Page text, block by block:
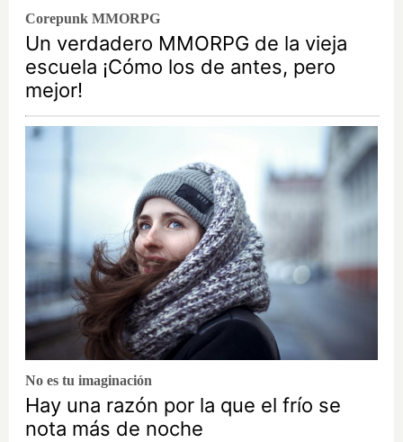
Corepunk MMORPG
Un verdadero MMORPG de la vieja
escuela ¡Cómo los de antes, pero
mejor!
No es tu imaginación
Hay una razón por la que el frío se
nota más de noche